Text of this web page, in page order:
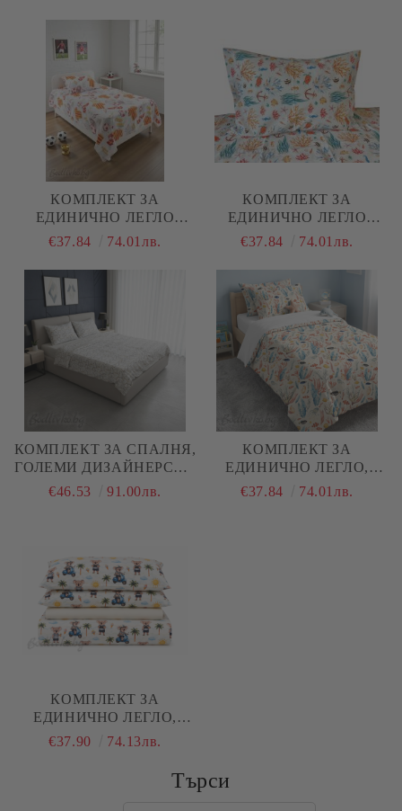
НАТУРАЛЕН ПАМУК
(ПОПЛИН), 3 ЧАСТИ
КОМПЛЕКТ ЗА
ЕДИНИЧНО ЛЕГЛО
ФУТБОЛ , 100%
(ПОПЛИН), 3 ЧАСТИ
€37.84 74.01лв.
КОМПЛЕКТ ЗА
ЕДИНИЧНО ЛЕГЛО
МОРСКИ ОБИТАТЕЛИ ,
ПАМУК (ПОПЛИН), 3
ЧАСТИ
€37.84 74.01лв.
КОМПЛЕКТ ЗА СПАЛНЯ,
ГОЛЕМИ ДИЗАЙНЕРСКИ
СЪРЦА – 100%
€46.53 91.00лв.
КОМПЛЕКТ ЗА
ЕДИНИЧНО ЛЕГЛО,
МОРСКО ДЪНО, 100%
€37.84 74.01лв.
КОМПЛЕКТ ЗА
ЕДИНИЧНО ЛЕГЛО,
КОАЛА С ПАЛИ, 100%
(ПОПЛИН), 3 ЧАСТИ
€37.90 74.13лв.
Търси